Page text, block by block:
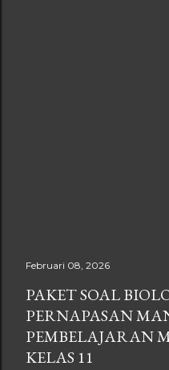
Februari 08, 2026
PAKET SOAL
PERNAPASAN
PEMBELAJARAN
KELAS 11